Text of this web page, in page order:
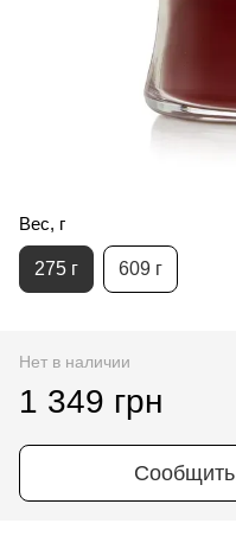
Вес, г
275 г 609 г
Нет в наличии
1 349 грн